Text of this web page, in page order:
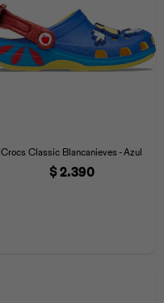
Crocs Classic Blancanieves - Azul
$2.390